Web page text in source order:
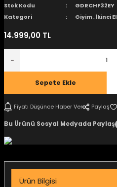
Karakter
Stok Kodu
GDRCHF32EY
Kategori
Giyim,İkinci El
14.999,00 TL
Sepete Ekle
Fiyatı Düşünce Haber Ver Paylaş
Bu Ürünü Sosyal Medyada Paylaş
Ürün Bilgisi